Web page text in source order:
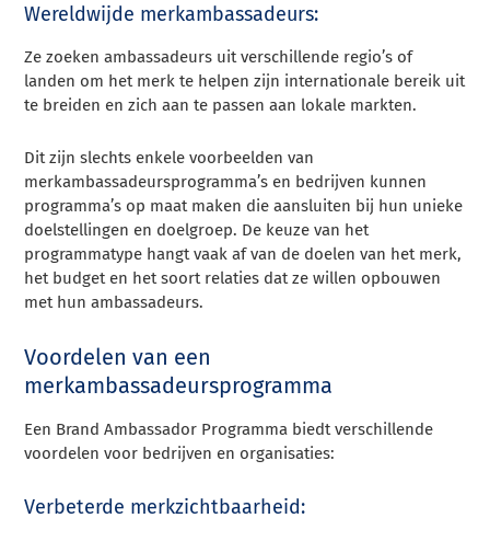
Wereldwijde merkambassadeurs:
Ze zoeken ambassadeurs uit verschillende regio’s of
landen om het merk te helpen zijn internationale bereik uit
te breiden en zich aan te passen aan lokale markten.
Dit zijn slechts enkele voorbeelden van
merkambassadeursprogramma’s en bedrijven kunnen
programma’s op maat maken die aansluiten bij hun unieke
doelstellingen en doelgroep. De keuze van het
programmatype hangt vaak af van de doelen van het merk,
het budget en het soort relaties dat ze willen opbouwen
met hun ambassadeurs.
Voordelen van een
merkambassadeursprogramma
Een Brand Ambassador Programma biedt verschillende
voordelen voor bedrijven en organisaties:
Verbeterde merkzichtbaarheid: